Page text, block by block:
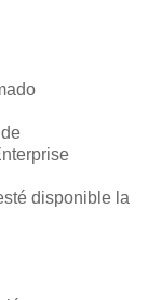
disponible la